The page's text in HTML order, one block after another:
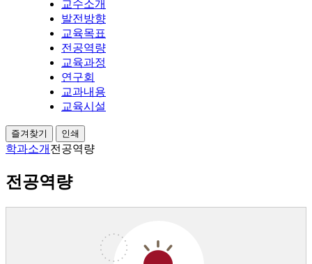
교수소개
발전방향
교육목표
전공역량
교육과정
연구회
교과내용
교육시설
즐겨찾기 인쇄
학과소개 전공역량
전공역량